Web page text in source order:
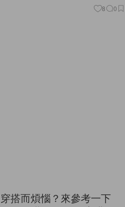
8 0
搭而煩惱？來參考一下